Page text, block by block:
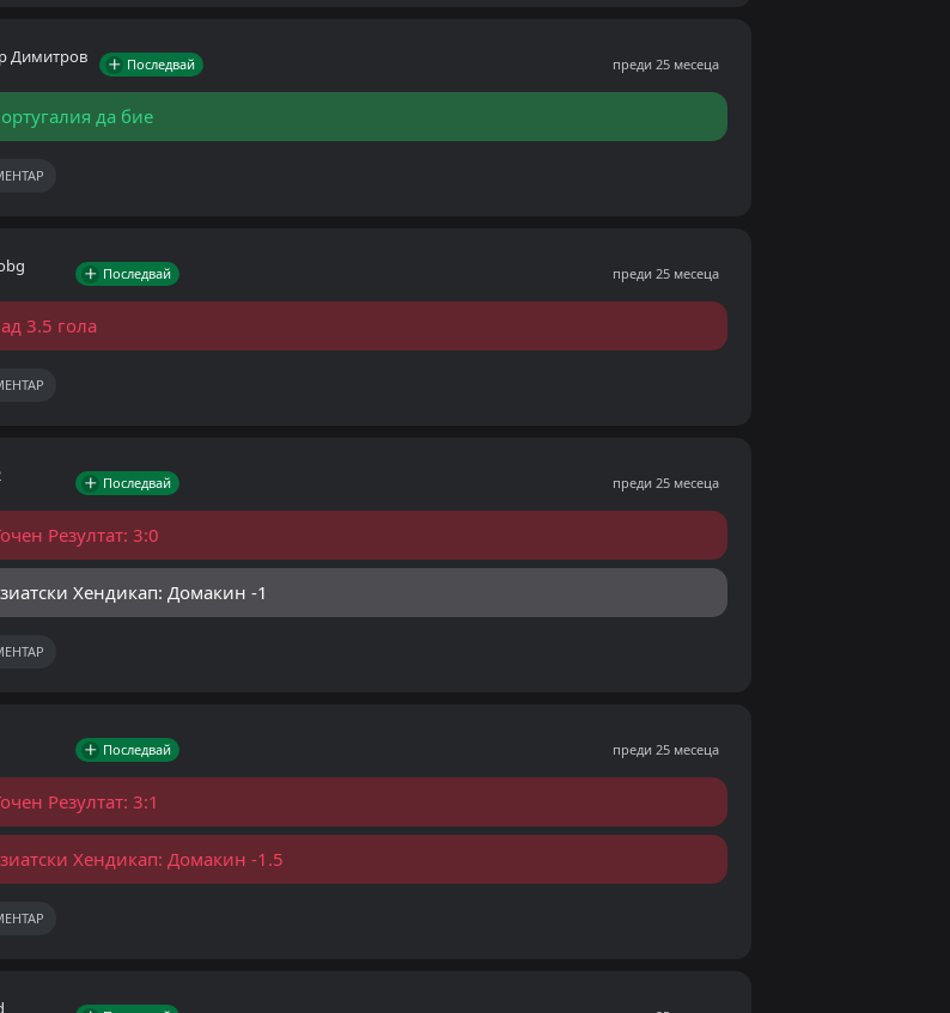
Димитров Последвай преди 25 месеца
да бие
Последвай преди 25 месеца
3.5 гола
Последвай преди 25 месеца
Резултат: 3:0
Хендикап: Домакин -1
Последвай преди 25 месеца
Резултат: 3:1
Хендикап: Домакин -1.5